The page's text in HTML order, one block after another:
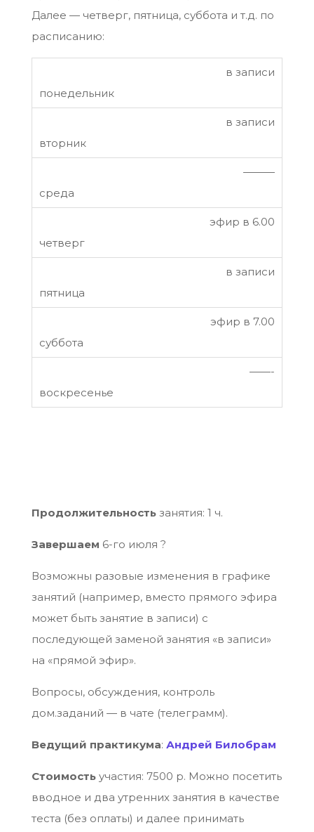
Далее — четверг, пятница, суббота и т.д. по
расписанию:
в записи
в записи
———
эфир в 6.00
в записи
эфир в 7.00
——-
Продолжительностьзанятия: 1 ч.
Завершаем 6-го июля ?
Возможны разовые изменения в графике
занятий (например, вместо прямого эфира
может быть занятие в записи) с
последующей заменой занятия «в записи»
на «прямой эфир».
Вопросы, обсуждения, контроль
дом.заданий — в чате (телеграмм).
Ведущий практикума: Андрей Билобрам
Стоимостьучастия: 7500 р. Можно посетить
вводное и два утренних занятия в качестве
теста (без оплаты) и далее принимать